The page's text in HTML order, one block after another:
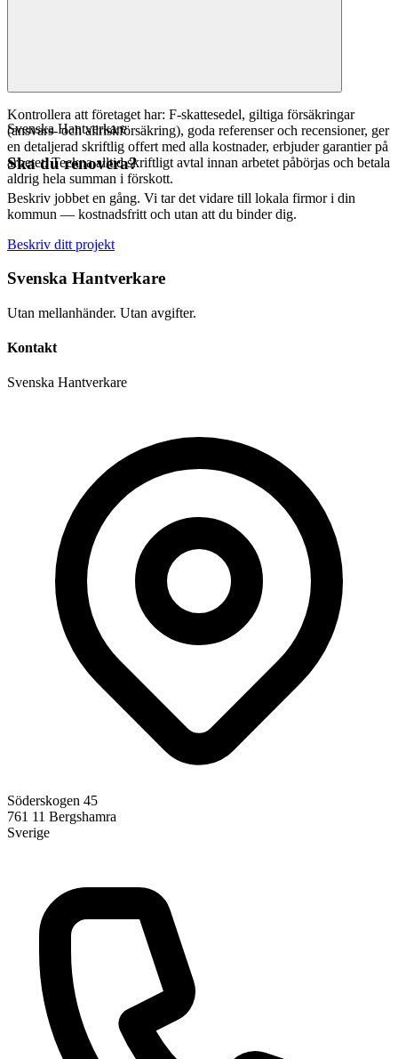
Kontrollera att företaget har: F-skattesedel, giltiga försäkringar
(ansvars- och allriskförsäkring), goda referenser och recensioner, ger
en detaljerad skriftlig offert med alla kostnader, erbjuder garantier på
arbetet. Teckna alltid skriftligt avtal innan arbetet påbörjas och betala
aldrig hela summan i förskott.
Svenska Hantverkare
Ska du renovera?
Beskriv jobbet en gång. Vi tar det vidare till lokala firmor i din
kommun — kostnadsfritt och utan att du binder dig.
Beskriv ditt projekt
Svenska Hantverkare
Utan mellanhänder. Utan avgifter.
Kontakt
Svenska Hantverkare
Söderskogen 45
761 11 Bergshamra
Sverige